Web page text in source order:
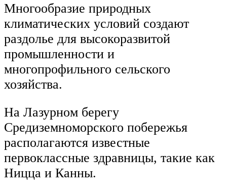
Многообразие природных
климатических условий создают
раздолье для высокоразвитой
промышленности и
многопрофильного сельского
хозяйства.
На Лазурном берегу
Средиземноморского побережья
располагаются известные
первоклассные здравницы, такие как
Ницца и Канны.